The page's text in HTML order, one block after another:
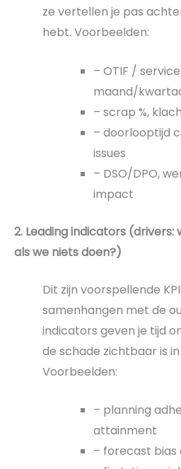
ze vertellen je pas
hebt. Voorbeelden:
– OTIF /
maand/
– scrap %,
– doorlooptijd
issues
– DSO/DPO,
impact
2. Leading indicators
als we niets doen?)
Dit zijn voorspellende
samenhangen met de
indicators geven je tijd
de schade zichtbaar is
Voorbeelden:
– planning
attainment
– forecast